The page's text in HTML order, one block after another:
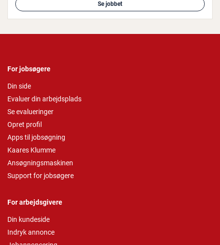
Se jobbet
For jobsøgere
Din side
Evaluer din arbejdsplads
Se evalueringer
Opret profil
Apps til jobsøgning
Kaares Klumme
Ansøgningsmaskinen
Support for jobsøgere
For arbejdsgivere
Din kundeside
Indryk annonce